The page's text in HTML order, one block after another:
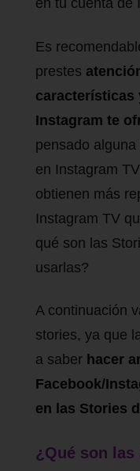
en tu cuenta de
Es
prestes
características
Instagram te
pensado
en Instagram
obtienen más
Instagram TV
qué son las
usarlas?
A continuación
stories, ya que
a saber hacer
Facebook/
en las Stories
¿Qué son